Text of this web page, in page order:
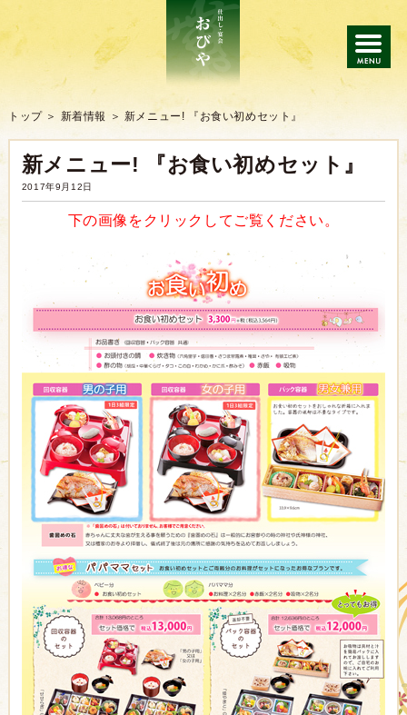
トップ
仕出し
会席・宴会
ご注文の流れ
よくあるご質問
トップ 新着情報 新メニュー! 『お食い初めセット』
新メニュー! 『お食い初めセット』
2017年9月12日
下の画像をクリックしてご覧ください。